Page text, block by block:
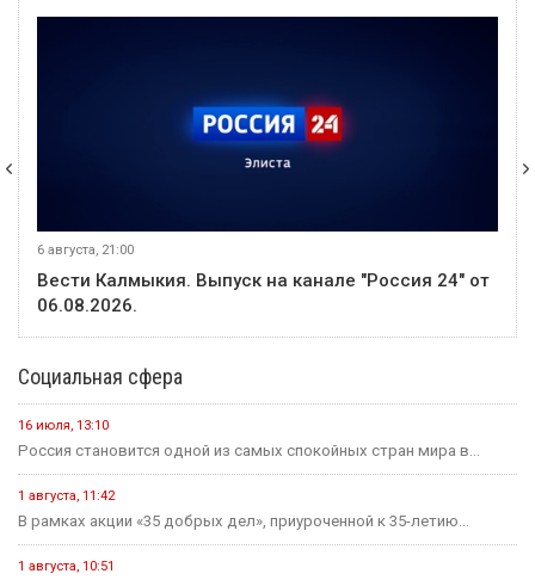
6 августа, 21:00
Вести Калмыкия. Выпуск на канале "Россия 24" от
06.08.2026.
Социальная сфера
16 июля, 13:10
Россия становится одной из самых спокойных стран мира в...
1 августа, 11:42
В рамках акции «35 добрых дел», приуроченной к 35-летию...
1 августа, 10:51